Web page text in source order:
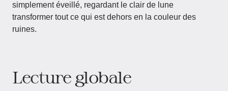
simplement éveillé, regardant le clair de lune
transformer tout ce qui est dehors en la couleur des
ruines.
Lecture globale